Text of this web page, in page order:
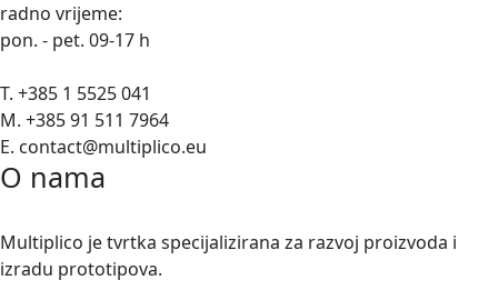
radno vrijeme:
pon. - pet. 09-17 h
T. +385 1 5525 041
M. +385 91 511 7964
E. contact@multiplico.eu
O nama
Multiplico je tvrtka specijalizirana za razvoj proizvoda i
izradu prototipova.